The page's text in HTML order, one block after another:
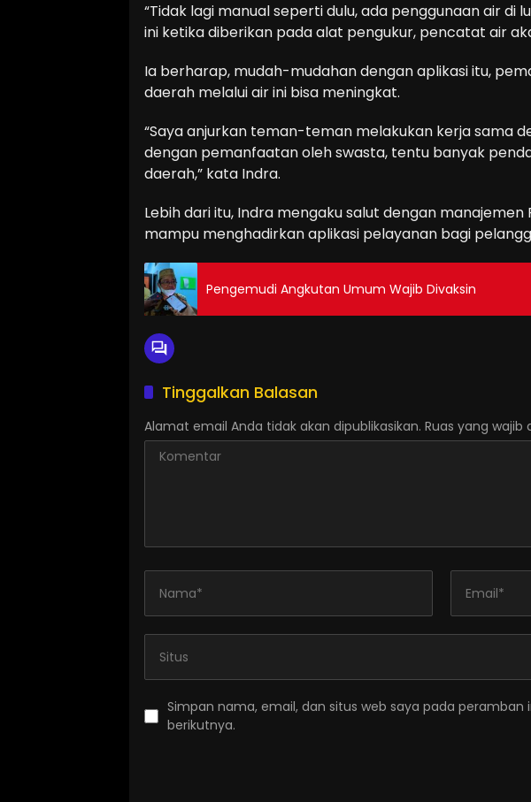
“Tidak lagi manual seperti dulu, ada penggunaan air di
ini ketika diberikan pada alat pengukur, pencatat air
Ia berharap, mudah-mudahan dengan aplikasi itu,
daerah melalui air ini bisa meningkat.
“Saya anjurkan teman-teman melakukan kerja sama
dengan pemanfaatan oleh swasta, tentu banyak
daerah,” kata Indra.
Lebih dari itu, Indra mengaku salut dengan manajemen
mampu menghadirkan aplikasi pelayanan bagi
Pengemudi Angkutan Umum Wajib Divaksin
Tinggalkan Balasan
Alamat email Anda tidak akan dipublikasikan. Ruas yang wajib
Simpan nama, email, dan situs web saya pada peramban
berikutnya.